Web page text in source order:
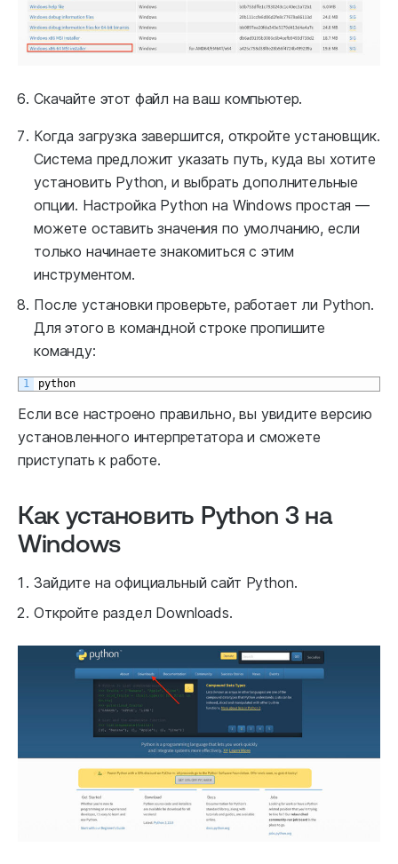
Скачайте этот файл на ваш компьютер.
Когда загрузка завершится, откройте установщик.
Система предложит указать путь, куда вы хотите
установить Python, и выбрать дополнительные
опции. Настройка Python на Windows простая —
можете оставить значения по умолчанию, если
только начинаете знакомиться с этим
инструментом.
После установки проверьте, работает ли Python.
Для этого в командной строке пропишите
команду:
1 python
Если все настроено правильно, вы увидите версию
установленного интерпретатора и сможете
приступать к работе.
Как установить Python 3 на
Windows
Зайдите на официальный сайт Python.
Откройте раздел Downloads.